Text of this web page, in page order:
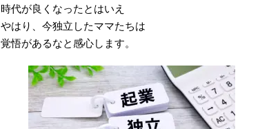
時代が良くなったとはいえ
やはり、今独立したママたちは
覚悟があるなと感心します。